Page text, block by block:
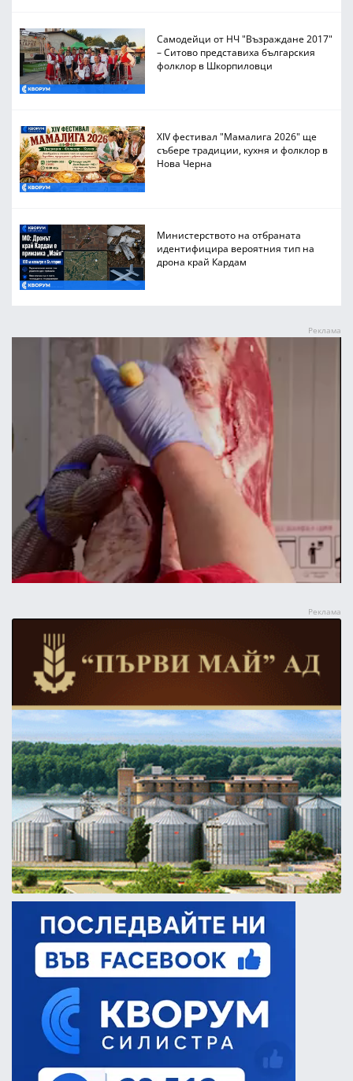
Самодейци от НЧ "Възраждане 2017"
– Ситово представиха българския
фолклор в Шкорпиловци
XIV фестивал "Мамалига 2026" ще
събере традиции, кухня и фолклор в
Нова Черна
Министерството на отбраната
идентифицира вероятния тип на
дрона край Кардам